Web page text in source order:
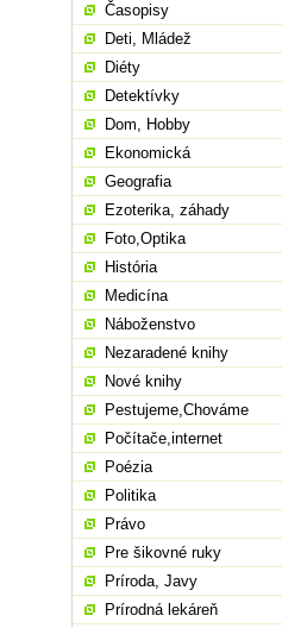
Časopisy
Deti, Mládež
Diéty
Detektívky
Dom, Hobby
Ekonomická
Geografia
Ezoterika, záhady
Foto,Optika
História
Medicína
Náboženstvo
Nezaradené knihy
Nové knihy
Pestujeme,Chováme
Počítače,internet
Poézia
Politika
Právo
Pre šikovné ruky
Príroda, Javy
Prírodná lekáreň